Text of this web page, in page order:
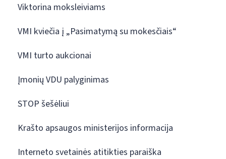
Viktorina moksleiviams
VMI kviečia į „Pasimatymą su mokesčiais“
VMI turto aukcionai
Įmonių VDU palyginimas
STOP šešėliui
Krašto apsaugos ministerijos informacija
Interneto svetainės atitikties paraiška